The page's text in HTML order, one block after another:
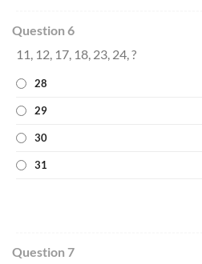
Question 6
11, 12, 17, 18, 23, 24, ?
28
29
30
31
Question 7